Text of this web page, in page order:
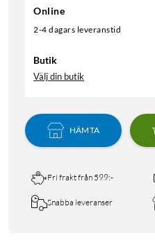
Online
2-4 dagars leveranstid
Butik
Välj din butik
HÄMTA
Fri frakt från 599:-
Snabba leveranser